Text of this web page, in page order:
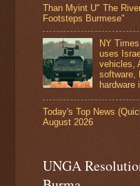
Than Myint U" The
Footsteps Burmese"
NY
uses
vehicles,
software,
hardware
Today's Top News
August 2026
UNGA